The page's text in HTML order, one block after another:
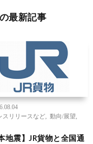
最新記事
スリリースなど
動向/展望
地震】JR貨物と全国通